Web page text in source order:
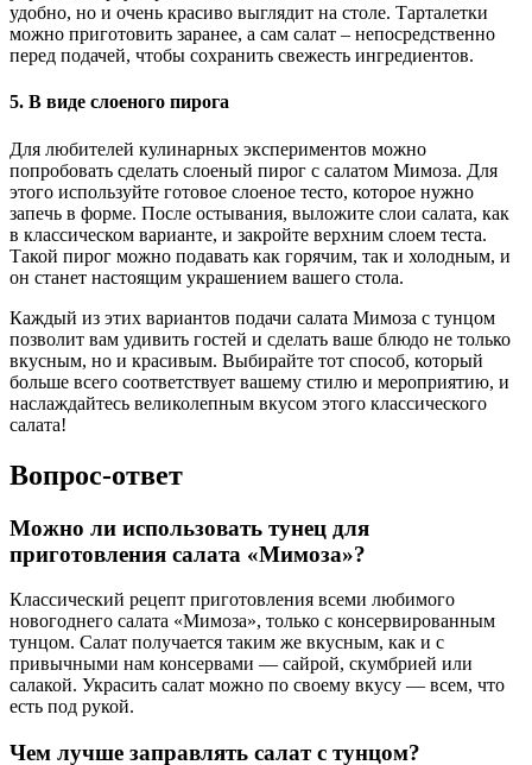
удобно, но и очень красиво выглядит на столе. Тарталетки
можно приготовить заранее, а сам салат – непосредственно
перед подачей, чтобы сохранить свежесть ингредиентов.
5. В виде слоеного пирога
Для любителей кулинарных экспериментов можно
попробовать сделать слоеный пирог с салатом Мимоза. Для
этого используйте готовое слоеное тесто, которое нужно
запечь в форме. После остывания, выложите слои салата, как
в классическом варианте, и закройте верхним слоем теста.
Такой пирог можно подавать как горячим, так и холодным, и
он станет настоящим украшением вашего стола.
Каждый из этих вариантов подачи салата Мимоза с тунцом
позволит вам удивить гостей и сделать ваше блюдо не только
вкусным, но и красивым. Выбирайте тот способ, который
больше всего соответствует вашему стилю и мероприятию, и
наслаждайтесь великолепным вкусом этого классического
салата!
Вопрос-ответ
Можно ли использовать тунец для
приготовления салата «Мимоза»?
Классический рецепт приготовления всеми любимого
новогоднего салата «Мимоза», только с консервированным
тунцом. Салат получается таким же вкусным, как и с
привычными нам консервами — сайрой, скумбрией или
салакой. Украсить салат можно по своему вкусу — всем, что
есть под рукой.
Чем лучше заправлять салат с тунцом?